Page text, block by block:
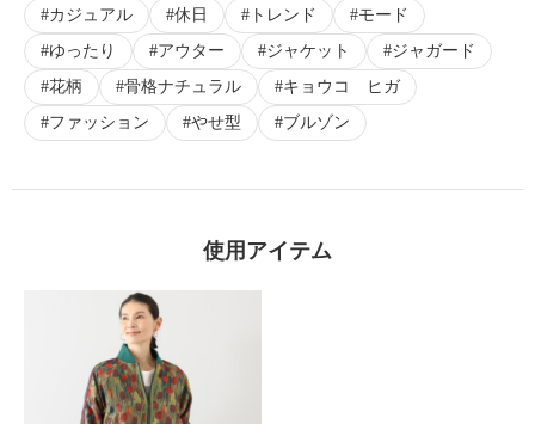
カジュアル
休日 トレンド
モード
ゆったり
アウター ジャケット
ジャガード
花柄
骨格ナチュラル
キョウコ ヒガ
ファッション
やせ型 ブルゾン
使用アイテム